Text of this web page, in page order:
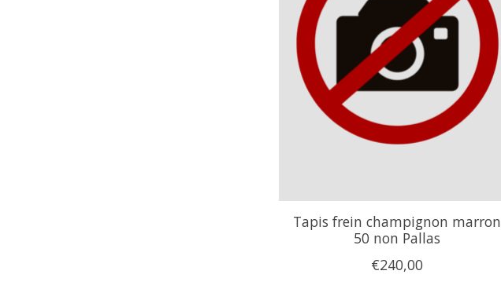
Tapis frein champignon marron
50 non Pallas
€240,00